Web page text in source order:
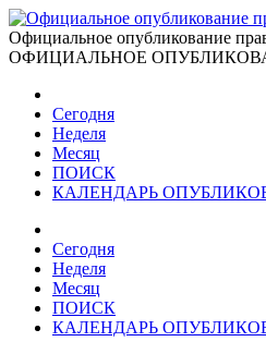
Официальное опубликование
ОФИЦИАЛЬНОЕ
Сегодня
Неделя
Месяц
ПОИСК
КАЛЕНДАРЬ
Сегодня
Неделя
Месяц
ПОИСК
КАЛЕНДАРЬ